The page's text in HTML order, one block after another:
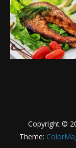
Copyright ©
Theme: